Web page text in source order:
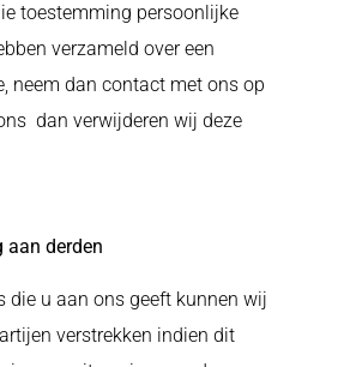
toestemming persoonlijke
verzameld over een
neem dan contact met ons op
dan verwijderen wij deze
aan derden
die u aan ons geeft kunnen wij
verstrekken indien dit